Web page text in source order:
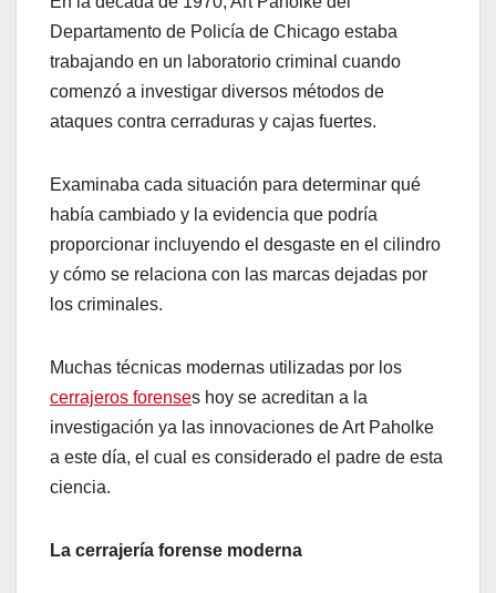
Departamento de Policía de Chicago estaba
trabajando en un laboratorio criminal cuando
comenzó a investigar diversos métodos de
ataques contra cerraduras y cajas fuertes.
Examinaba cada situación para determinar qué
había cambiado y la evidencia que podría
proporcionar incluyendo el desgaste en el cilindro
y cómo se relaciona con las marcas dejadas por
los criminales.
Muchas técnicas modernas utilizadas por los
cerrajeros forenses hoy se acreditan a la
investigación ya las innovaciones de Art Paholke
a este día, el cual es considerado el padre de esta
ciencia.
La cerrajería forense moderna